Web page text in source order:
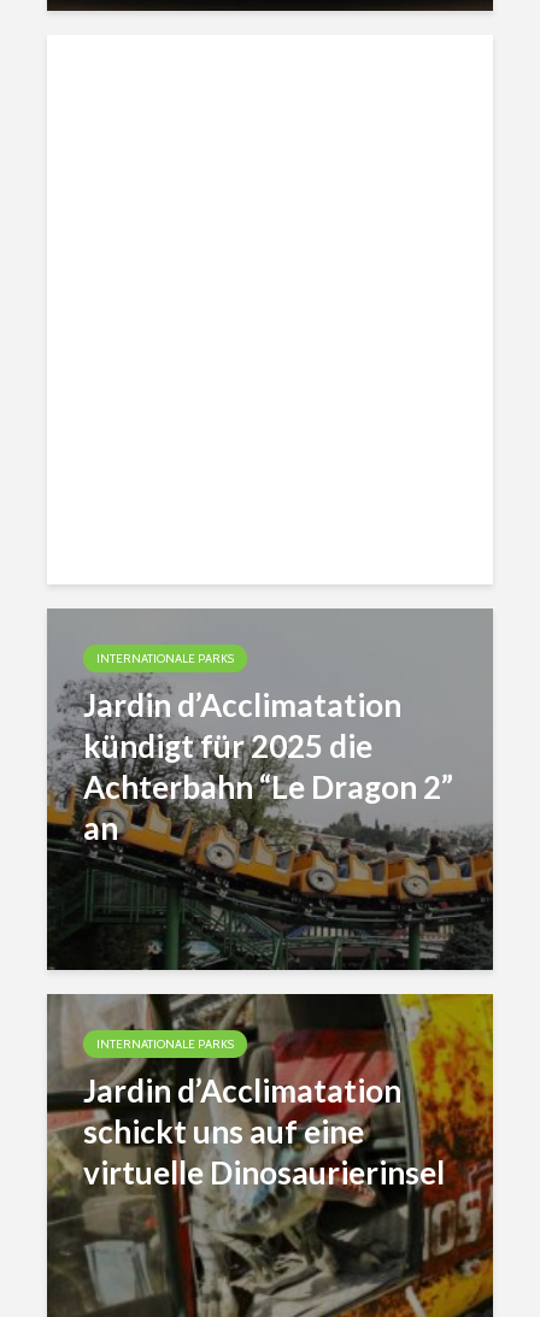
INTERNATIONALE PARKS
Jardin d’Acclimatation
kündigt für 2025 die
Achterbahn “Le Dragon 2”
an
INTERNATIONALE PARKS
Jardin d’Acclimatation
schickt uns auf eine
virtuelle Dinosaurierinsel